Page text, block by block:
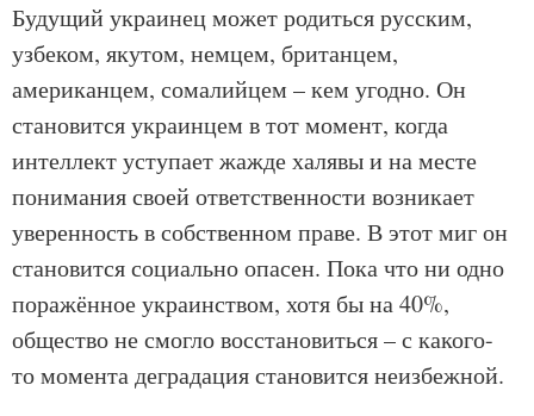
Будущий украинец может родиться русским,
узбеком, якутом, немцем, британцем,
американцем, сомалийцем – кем угодно. Он
становится украинцем в тот момент, когда
интеллект уступает жажде халявы и на месте
понимания своей ответственности возникает
уверенность в собственном праве. В этот миг он
становится социально опасен. Пока что ни одно
поражённое украинством, хотя бы на 40%,
общество не смогло восстановиться – с какого-
то момента деградация становится неизбежной.